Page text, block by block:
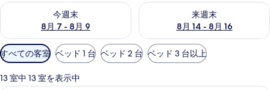
今週末
8月 7 - 8月 9
今週末 8月 7 - 8月 9 の空室状況をチェック
来週末
8月 14 - 8月 16
来週末 8月 14 - 8月 16 の空室
利
用
可
すべての客室 ベッド 1 台 ベッド 2 台 ベッド 3 台以上
13 室中 13 室を表示中